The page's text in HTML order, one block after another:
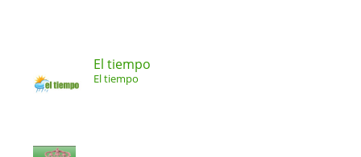
El tiempo
El tiempo